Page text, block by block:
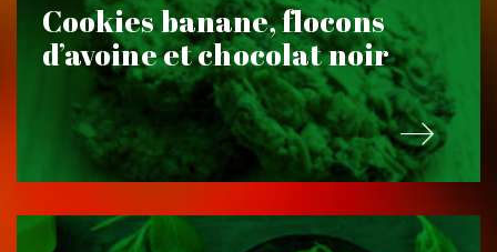
Cookies banane, flocons
d’avoine et chocolat noir